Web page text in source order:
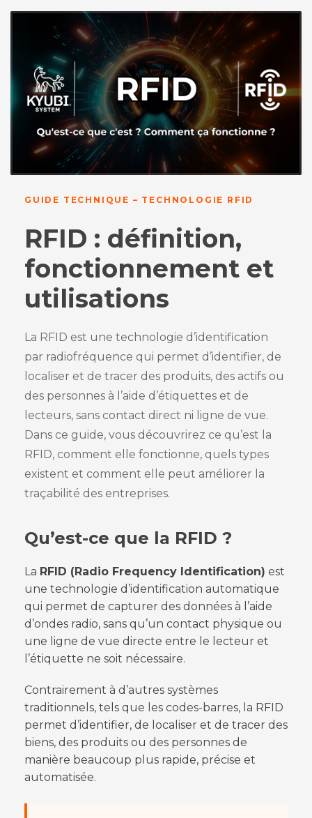
GUIDE TECHNIQUE – TECHNOLOGIE RFID
RFID : définition,
fonctionnement et
utilisations
La RFID est une technologie d’identification
par radiofréquence qui permet d’identifier, de
localiser et de tracer des produits, des actifs ou
des personnes à l’aide d’étiquettes et de
lecteurs, sans contact direct ni ligne de vue.
Dans ce guide, vous découvrirez ce qu’est la
RFID, comment elle fonctionne, quels types
existent et comment elle peut améliorer la
traçabilité des entreprises.
Qu’est-ce que la RFID ?
La RFID (Radio Frequency Identification) est
une technologie d’identification automatique
qui permet de capturer des données à l’aide
d’ondes radio, sans qu’un contact physique ou
une ligne de vue directe entre le lecteur et
l’étiquette ne soit nécessaire.
Contrairement à d’autres systèmes
traditionnels, tels que les codes-barres, la RFID
permet d’identifier, de localiser et de tracer des
biens, des produits ou des personnes de
manière beaucoup plus rapide, précise et
automatisée.